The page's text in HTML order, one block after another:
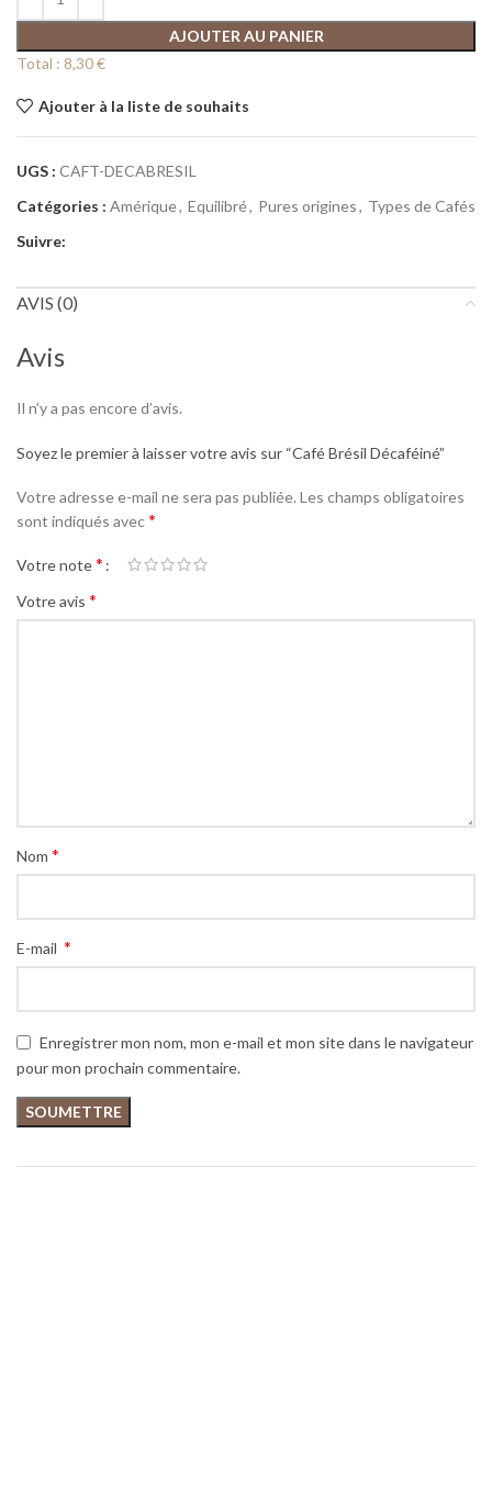
AJOUTER AU PANIER
Total : 8,30 €
Ajouter à la liste de souhaits
UGS : CAFT-DECABRESIL
Catégories : Amérique, Equilibré, Pures origines, Types de Cafés
Suivre:
AVIS (0)
Avis
Il n’y a pas encore d’avis.
Soyez le premier à laisser votre avis sur “Café Brésil Décaféiné”
Votre adresse e-mail ne sera pas publiée. Les champs obligatoires
sont indiqués avec*
Votre note*
Votre avis *
Nom *
E-mail *
Enregistrer mon nom, mon e-mail et mon site dans le navigateur
pour mon prochain commentaire.